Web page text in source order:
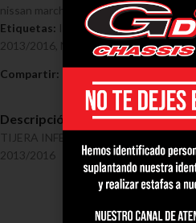
nissan march
Tensores y tijeras
Etiquetas: Inferior
IzquierdaUERDA
2013/2016 Nissan ,Tijera
Compartir:
Descripción
TIJERA INFERIOR IZQUERDA
2013/2016